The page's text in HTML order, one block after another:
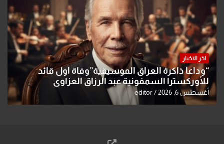
اخر الاخبار
“وداعاً ذاكرة العراق الموسيقية”وفاة أول قائد
للأوركسترا السمفونية عبد الرزاق العزاوي
أغسطس 6, 2026 editor